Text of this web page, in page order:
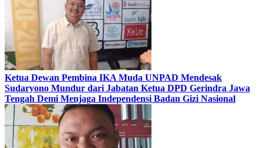
Ketua Dewan Pembina IKA Muda UNPAD Mendesak
Sudaryono Mundur dari Jabatan Ketua DPD Gerindra Jawa
Tengah Demi Menjaga Independensi Badan Gizi Nasional